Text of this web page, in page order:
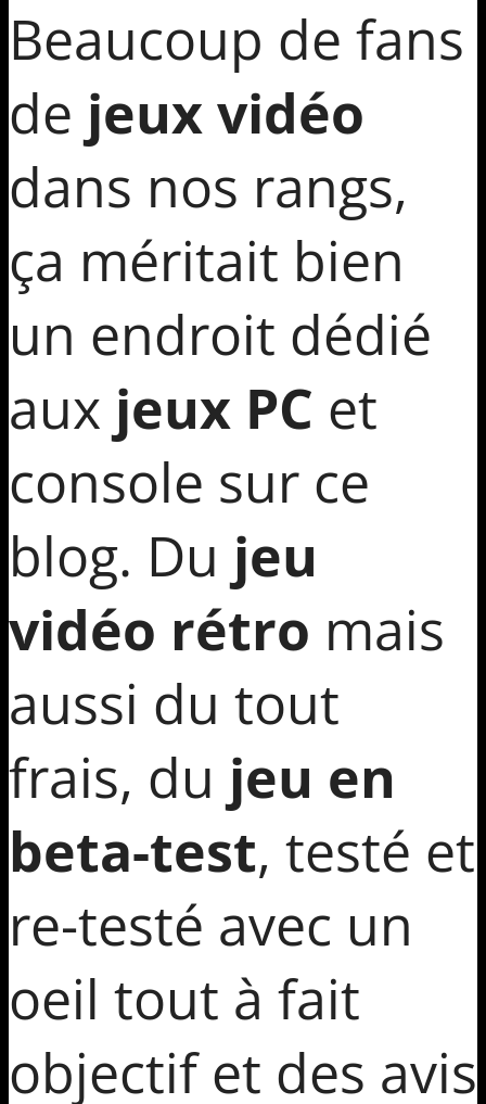
Beaucoup de fans
de jeux vidéo
dans nos rangs,
ça méritait bien
un endroit dédié
aux jeux PC et
console sur ce
blog. Du jeu
vidéo rétro mais
aussi du tout
frais, du jeu en
beta-test, testé et
re-testé avec un
oeil tout à fait
objectif et des avis